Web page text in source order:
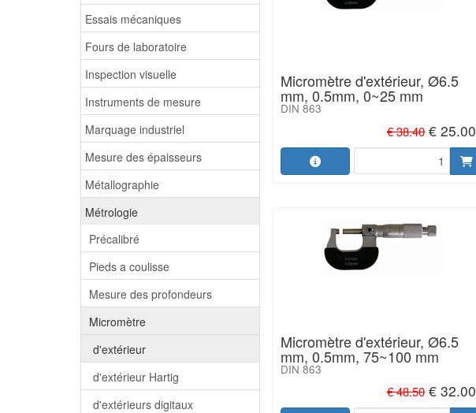
Essais mécaniques
Fours de laboratoire
Inspection visuelle
Instruments de mesure
Marquage industriel
Mesure des épaisseurs
Métallographie
Métrologie
Précalibré
Pieds a coulisse
Mesure des profondeurs
Micromètre
d'extérieur
d'extérieur Hartig
d'extérieurs digitaux
Micromètre d'extérieur, Ø6.5
mm, 0.5mm, 0~25 mm
DIN 863
€ 38.40 € 25.00
Micromètre d'extérieur, Ø6.5
mm, 0.5mm, 75~100 mm
DIN 863
€ 48.50 € 32.00